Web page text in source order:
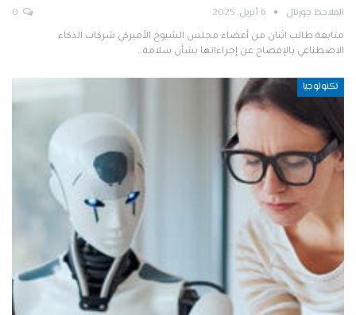
الملاحظ جورنال 6 أبريل, 2025
متابعة طالب اثنان من أعضاء مجلس الشيوخ الأميركي شركات الذكاء
الاصطناعي بالإفصاح عن إجراءاتها بشأن سلامة…
تكنولوجيا